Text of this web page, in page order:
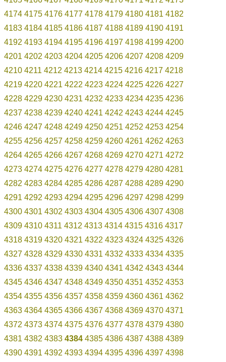
4174 4175 4176 4177 4178 4179 4180 4181 4182
4183 4184 4185 4186 4187 4188 4189 4190 4191
4192 4193 4194 4195 4196 4197 4198 4199 4200
4201 4202 4203 4204 4205 4206 4207 4208 4209
4210 4211 4212 4213 4214 4215 4216 4217 4218
4219 4220 4221 4222 4223 4224 4225 4226 4227
4228 4229 4230 4231 4232 4233 4234 4235 4236
4237 4238 4239 4240 4241 4242 4243 4244 4245
4246 4247 4248 4249 4250 4251 4252 4253 4254
4255 4256 4257 4258 4259 4260 4261 4262 4263
4264 4265 4266 4267 4268 4269 4270 4271 4272
4273 4274 4275 4276 4277 4278 4279 4280 4281
4282 4283 4284 4285 4286 4287 4288 4289 4290
4291 4292 4293 4294 4295 4296 4297 4298 4299
4300 4301 4302 4303 4304 4305 4306 4307 4308
4309 4310 4311 4312 4313 4314 4315 4316 4317
4318 4319 4320 4321 4322 4323 4324 4325 4326
4327 4328 4329 4330 4331 4332 4333 4334 4335
4336 4337 4338 4339 4340 4341 4342 4343 4344
4345 4346 4347 4348 4349 4350 4351 4352 4353
4354 4355 4356 4357 4358 4359 4360 4361 4362
4363 4364 4365 4366 4367 4368 4369 4370 4371
4372 4373 4374 4375 4376 4377 4378 4379 4380
4381 4382 4383 4384 4385 4386 4387 4388 4389
4390 4391 4392 4393 4394 4395 4396 4397 4398